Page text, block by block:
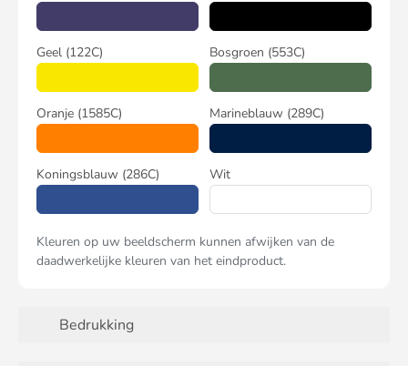
Geel (122C) Bosgroen (553C)
Oranje (1585C) Marineblauw (289C)
Koningsblauw (286C) Wit
Kleuren op uw beeldscherm kunnen afwijken van de
daadwerkelijke kleuren van het eindproduct.
Bedrukking